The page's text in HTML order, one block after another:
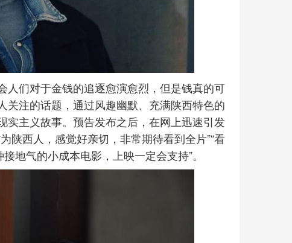
们对于金钱的追逐愈演愈烈，但是钱真的可
注的话题，通过风趣幽默、充满陕西特色的
主义故事。预告发布之后，在网上迅速引发
陕西人，感觉好亲切，非常期待看到全片”“看
地气的小成本电影，上映一定会支持”。